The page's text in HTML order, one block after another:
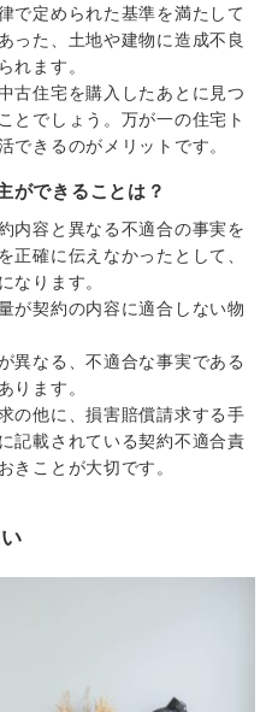
で定められた基準を満たして
った、土地や建物に造成不良
れます。
古住宅を購入したあとに見つ
とでしょう。万が一の住宅ト
できるのがメリットです。
ができることは？
内容と異なる不適合の事実を
正確に伝えなかったとして、
なります。
が契約の内容に適合しない物
異なる、不適合な事実である
ります。
の他に、損害賠償請求する手
記載されている契約不適合責
きことが大切です。